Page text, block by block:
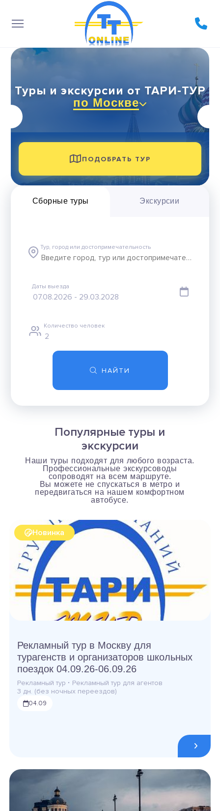
Туры и экскурсии от ТАРИ-ТУР
по Москве
ПОДОБРАТЬ ТУР
Сборные туры Экскурсии
Тур, город или достопримечательность
Даты выезда
Количество человек
НАЙТИ
Популярные туры и
экскурсии
Наши туры подходят для любого возраста.
Профессиональные экскурсоводы
сопроводят на всем маршруте.
Вы можете не спускаться в метро и
передвигаться на нашем комфортном
автобусе.
Новинка
Рекламный тур в Москву для
турагенств и организаторов школьных
поездок 04.09.26-06.09.26
Рекламный тур · Рекламный тур для агентов
3 дн. (без ночных переездов)
04.09